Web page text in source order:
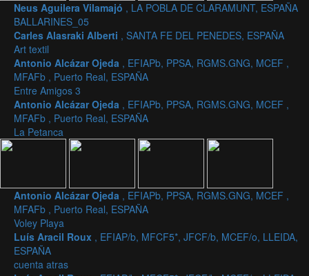
Neus Aguilera Vilamajó , LA POBLA DE CLARAMUNT, ESPAÑA
BALLARINES_05
Carles Alasraki Alberti , SANTA FE DEL PENEDES, ESPAÑA
Art textil
Antonio Alcázar Ojeda , EFIAPb, PPSA, RGMS.GNG, MCEF ,
MFAFb , Puerto Real, ESPAÑA
Entre Amigos 3
Antonio Alcázar Ojeda , EFIAPb, PPSA, RGMS.GNG, MCEF ,
MFAFb , Puerto Real, ESPAÑA
La Petanca
Antonio Alcázar Ojeda , EFIAPb, PPSA, RGMS.GNG, MCEF ,
MFAFb , Puerto Real, ESPAÑA
Voley Playa
Luís Aracil Roux , EFIAP/b, MFCF5*, JFCF/b, MCEF/o, LLEIDA,
ESPAÑA
cuenta atras